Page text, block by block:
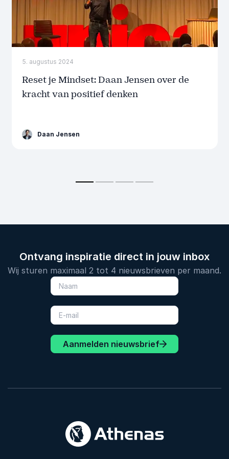
5. augustus 2024
Reset je Mindset: Daan Jensen over de
kracht van positief denken
Daan Jensen
Ontvang inspiratie direct in jouw inbox
Wij sturen maximaal 2 tot 4 nieuwsbrieven per maand.
Aanmelden nieuwsbrief